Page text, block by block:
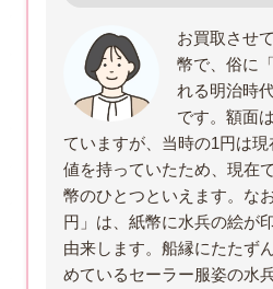
お買取させ
幣で、俗に
れる明治時
です。額面
ていますが、当時の1円は
値を持っていたため、現在
幣のひとつといえます。な
円」は、紙幣に水兵の絵が
由来します。船縁にたたず
めているセーラー服姿の水